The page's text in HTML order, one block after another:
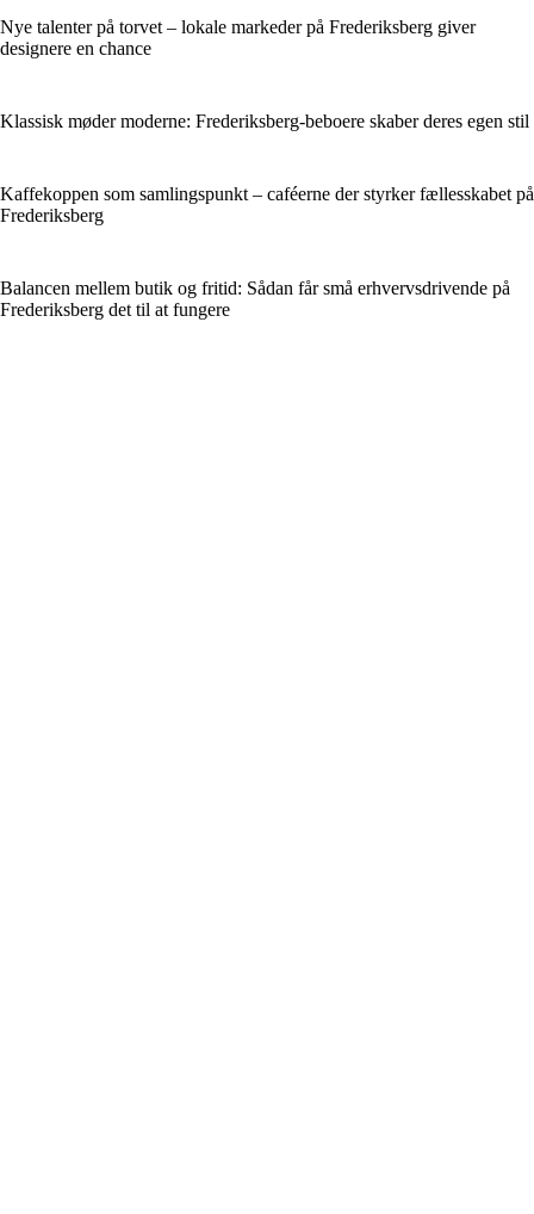
Nye talenter på torvet – lokale markeder på Frederiksberg giver
designere en chance
Klassisk møder moderne: Frederiksberg-beboere skaber deres egen stil
Kaffekoppen som samlingspunkt – caféerne der styrker fællesskabet på
Frederiksberg
Balancen mellem butik og fritid: Sådan får små erhvervsdrivende på
Frederiksberg det til at fungere